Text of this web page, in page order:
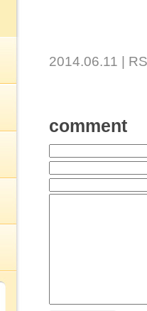
2014.06.11 |
comment